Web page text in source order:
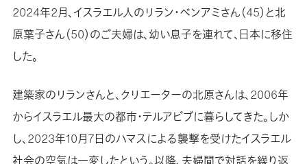
2024年2月、イスラエル人のリラン・ベンアミさん（45）と北
原葉子さん（50）のご夫婦は、幼い息子を連れて、日本に移住
した。
建築家のリランさんと、クリエーターの北原さんは、2006年
からイスラエル最大の都市・テルアビブに暮らしてきた。しか
し、2023年10月7日のハマスによる襲撃を受けたイスラエル